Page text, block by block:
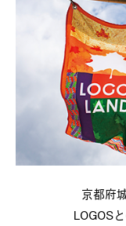
京都府
LOGOS